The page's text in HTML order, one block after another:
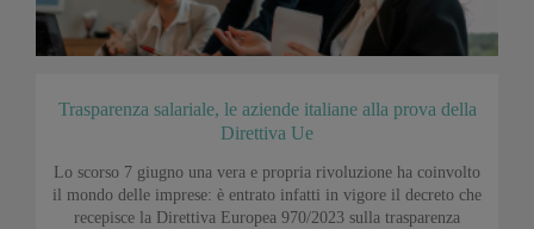
Trasparenza salariale, le aziende italiane alla prova della
Direttiva Ue
Lo scorso 7 giugno una vera e propria rivoluzione ha coinvolto
il mondo delle imprese: è entrato infatti in vigore il decreto che
recepisce la Direttiva Europea 970/2023 sulla trasparenza